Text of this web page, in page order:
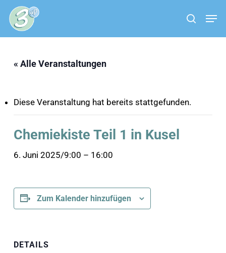
Skip
main
search
« Alle Veranstaltungen
Diese Veranstaltung hat bereits stattgefunden.
Chemiekiste Teil 1 in Kusel
6. Juni 2025/9:00 – 16:00
Zum Kalender hinzufügen
DETAILS